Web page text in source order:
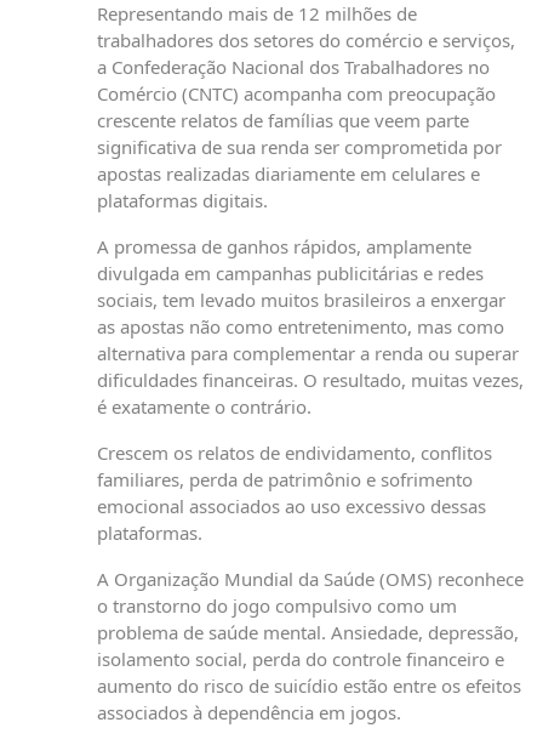
Representando mais de 12 milhões de
trabalhadores dos setores do comércio e serviços,
a Confederação Nacional dos Trabalhadores no
Comércio (CNTC) acompanha com preocupação
crescente relatos de famílias que veem parte
significativa de sua renda ser comprometida por
apostas realizadas diariamente em celulares e
plataformas digitais.
A promessa de ganhos rápidos, amplamente
divulgada em campanhas publicitárias e redes
sociais, tem levado muitos brasileiros a enxergar
as apostas não como entretenimento, mas como
alternativa para complementar a renda ou superar
dificuldades financeiras. O resultado, muitas vezes,
é exatamente o contrário.
Crescem os relatos de endividamento, conflitos
familiares, perda de patrimônio e sofrimento
emocional associados ao uso excessivo dessas
plataformas.
A Organização Mundial da Saúde (OMS) reconhece
o transtorno do jogo compulsivo como um
problema de saúde mental. Ansiedade, depressão,
isolamento social, perda do controle financeiro e
aumento do risco de suicídio estão entre os efeitos
associados à dependência em jogos.